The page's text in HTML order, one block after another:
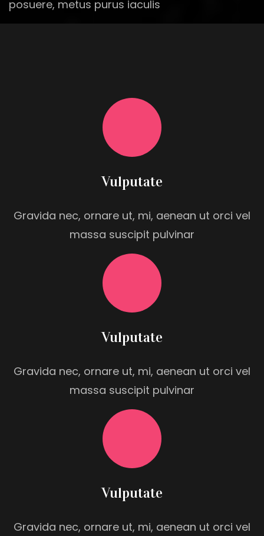
posuere, metus purus iaculis
Vulputate
Gravida nec, ornare ut, mi, aenean ut orci vel
massa suscipit pulvinar
Vulputate
Gravida nec, ornare ut, mi, aenean ut orci vel
massa suscipit pulvinar
Vulputate
Gravida nec, ornare ut, mi, aenean ut orci vel